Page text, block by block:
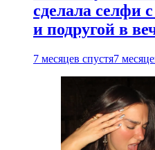
сделала селфи
и подругой в
7 месяцев спустя7